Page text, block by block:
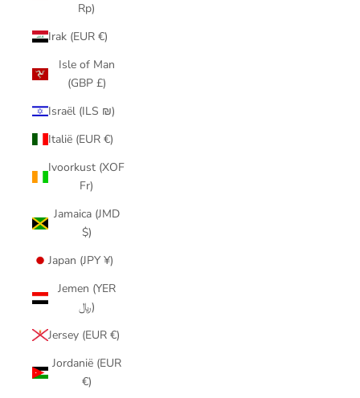
Rp)
Irak (EUR €)
Isle of Man
(GBP £)
Israël (ILS ₪)
Italië (EUR €)
Ivoorkust (XOF
Fr)
Jamaica (JMD
$)
Japan (JPY ¥)
Jemen (YER
﷼)
Jersey (EUR €)
Jordanië (EUR
€)